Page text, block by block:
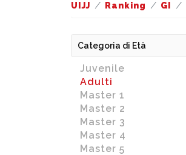
UIJJ Ranking GI
Categoria di Età
Juvenile
Adulti
Master 1
Master 2
Master 3
Master 4
Master 5